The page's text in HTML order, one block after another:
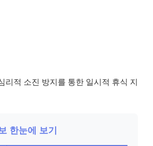
리적 소진 방지를 통한 일시적 휴식 지
한눈에 보기